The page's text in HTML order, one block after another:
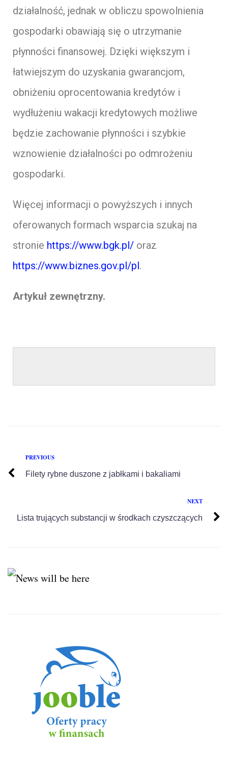
działalność, jednak w obliczu spowolnienia
gospodarki obawiają się o utrzymanie
płynności finansowej. Dzięki większym i
łatwiejszym do uzyskania gwarancjom,
obniżeniu oprocentowania kredytów i
wydłużeniu wakacji kredytowych możliwe
będzie zachowanie płynności i szybkie
wznowienie działalności po odmrożeniu
gospodarki.
Więcej informacji o powyższych i innych
oferowanych formach wsparcia szukaj na
stronie https://www.bgk.pl/ oraz
https://www.biznes.gov.pl/pl.
Artykuł zewnętrzny.
PREVIOUS
Filety rybne duszone z jabłkami i bakaliami
NEXT
Lista trujących substancji w środkach czyszczących